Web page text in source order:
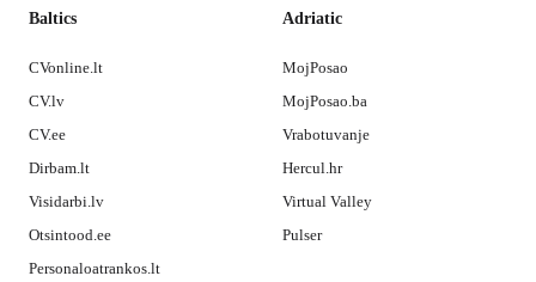
Baltics
CVonline.lt
CV.lv
CV.ee
Dirbam.lt
Visidarbi.lv
Otsintood.ee
Personaloatrankos.lt
Adriatic
MojPosao
MojPosao.ba
Vrabotuvanje
Hercul.hr
Virtual Valley
Pulser